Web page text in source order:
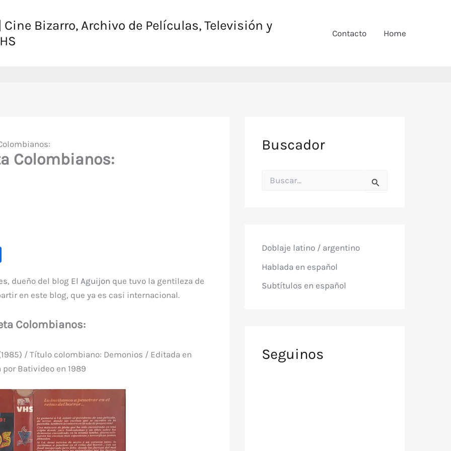
Cine Bizarro, Archivo de Películas, Televisión y
Contacto Home
Colombianos:
C
m
p
ar
ti
r
, dueño del blog El Aguijon que tuvo la gentileza de
en este blog, que ya es casi internacional.
Colombianos:
/ Título colombiano: Demonios / Editada en
por Bativideo en 1989
Buscador
o
:
Doblaje latino / argentino
Hablada en español
Subtítulos en español
Seguinos